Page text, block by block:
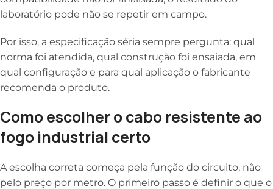
laboratório pode não se repetir em campo.
Por isso, a especificação séria sempre pergunta: qual
norma foi atendida, qual construção foi ensaiada, em
qual configuração e para qual aplicação o fabricante
recomenda o produto.
Como escolher o cabo resistente ao
fogo industrial certo
A escolha correta começa pela função do circuito, não
pelo preço por metro. O primeiro passo é definir o que o